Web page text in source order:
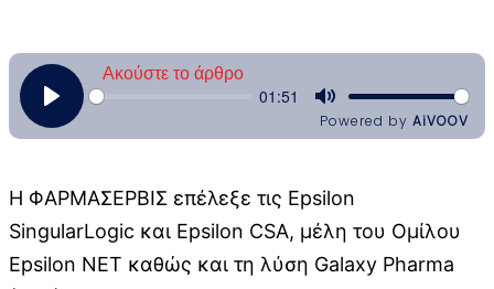
Η ΦΑΡΜΑΣΕΡΒΙΣ επέλεξε τις Epsilon
SingularLogic και Epsilon CSA, μέλη του Ομίλου
Epsilon NET καθώς και τη λύση Galaxy Pharma